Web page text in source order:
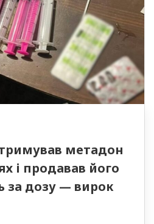
метадон
і продавав його
за дозу — вирок